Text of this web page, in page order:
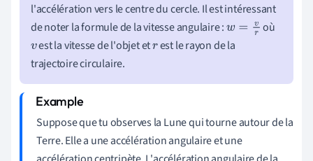
l'accélération vers le centre du cercle. Il est intéressant
de noter la formule de la vitesse angulaire :w=vr
où
vest la vitesse de l'objet etrest le rayon de la
trajectoire circulaire.
Suppose que tu observes la Lune qui tourne autour de la
Terre. Elle a une accélération angulaire et une